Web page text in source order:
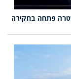
פתחה בחקירה